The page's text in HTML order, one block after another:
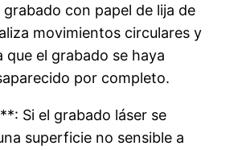
grabado con papel de lija de
movimientos circulares y
que el grabado se haya
por completo.
Si el grabado láser se
superficie no sensible a